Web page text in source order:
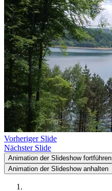
Vorheriger Slide
Nächster Slide
Animation der Slideshow fortführen
Animation der Slideshow anhalten